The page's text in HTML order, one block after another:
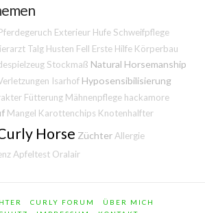
Exterieur Hufe Schweifpflege
Talg Husten Fell Erste Hilfe Körperbau
Stockmaß Natural Horsemanship
Isarhof Hyposensibilisierung
Fütterung Mähnenpflege hackamore
Mangel Karottenchips Knotenhalfter
Horse Züchter Allergie
Apfeltest Oralair
CURLY FORUM
ÜBER MICH